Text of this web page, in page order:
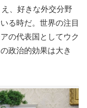
、好きな外交分野
る時だ。世界の注目
の代表国としてウク
政治的効果は大き